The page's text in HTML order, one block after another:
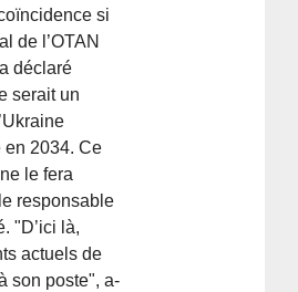
si
de l’OTAN
déclaré
serait un
en 2034. Ce
le fera
responsable
"D’ici là,
actuels de
son poste", a-